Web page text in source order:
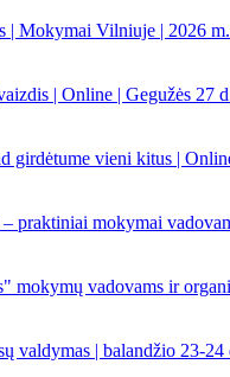
| Mokymai Vilniuje | 2026
| Online | Gegužės 27
girdėtume vieni kitus |
praktiniai mokymai
mokymų vadovams ir
valdymas | balandžio 23-